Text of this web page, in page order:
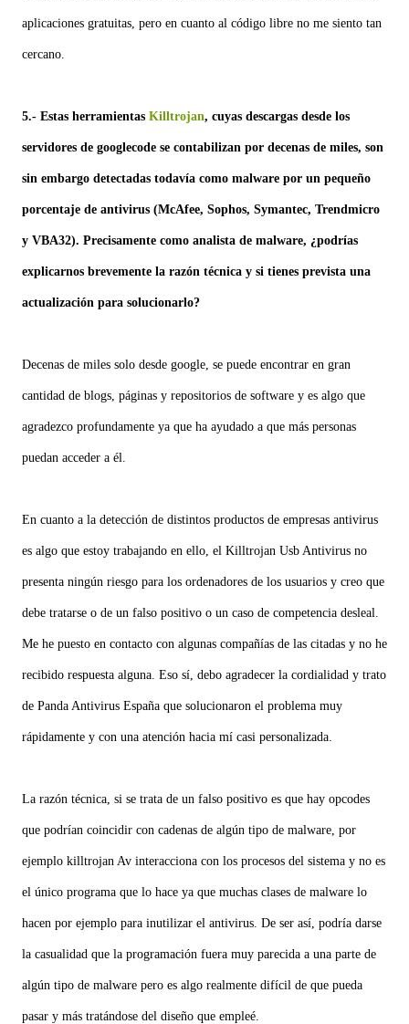
aplicaciones gratuitas, pero en cuanto al código libre no me siento tan
cercano.
5.- Estas herramientas Killtrojan, cuyas descargas desde los
servidores de googlecode se contabilizan por decenas de miles, son
sin embargo detectadas todavía como malware por un pequeño
porcentaje de antivirus (McAfee, Sophos, Symantec, Trendmicro
y VBA32). Precisamente como analista de malware, ¿podrías
explicarnos brevemente la razón técnica y si tienes prevista una
actualización para solucionarlo?
Decenas de miles solo desde google, se puede encontrar en gran
cantidad de blogs, páginas y repositorios de software y es algo que
agradezco profundamente ya que ha ayudado a que más personas
puedan acceder a él.
En cuanto a la detección de distintos productos de empresas antivirus
es algo que estoy trabajando en ello, el Killtrojan Usb Antivirus no
presenta ningún riesgo para los ordenadores de los usuarios y creo que
debe tratarse o de un falso positivo o un caso de competencia desleal.
Me he puesto en contacto con algunas compañías de las citadas y no he
recibido respuesta alguna. Eso sí, debo agradecer la cordialidad y trato
de Panda Antivirus España que solucionaron el problema muy
rápidamente y con una atención hacia mí casi personalizada.
La razón técnica, si se trata de un falso positivo es que hay opcodes
que podrían coincidir con cadenas de algún tipo de malware, por
ejemplo killtrojan Av interacciona con los procesos del sistema y no es
el único programa que lo hace ya que muchas clases de malware lo
hacen por ejemplo para inutilizar el antivirus. De ser así, podría darse
la casualidad que la programación fuera muy parecida a una parte de
algún tipo de malware pero es algo realmente difícil de que pueda
pasar y más tratándose del diseño que empleé.